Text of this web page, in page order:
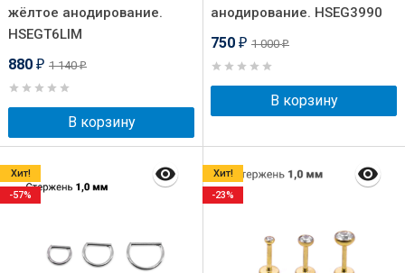
жёлтое анодирование.
HSEGT6LIM
880 ₽ 1 140₽
В корзину
анодирование. HSEG3990
750 ₽ 1 000₽
В корзину
Хит!
-57%
Хит!
-23%